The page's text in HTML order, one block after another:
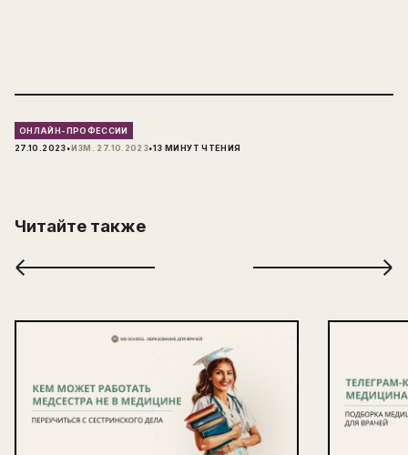
ОНЛАЙН-ПРОФЕССИИ
27.10.2023·ИЗМ. 27.10.2023·13 МИНУТ ЧТЕНИЯ
Читайте также